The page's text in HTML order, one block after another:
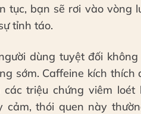
tục, bạn sẽ rơi vào vòng
tỉnh táo.
dùng tuyệt đối
sớm. Caffeine kích
triệu chứng viêm loét
cảm, thói quen này